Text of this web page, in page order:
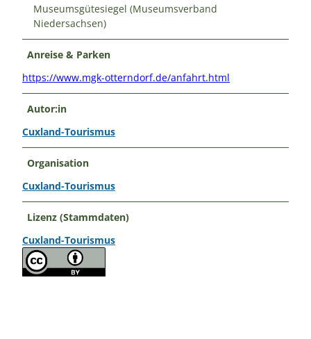
Museumsgütesiegel (Museumsverband
Niedersachsen)
Anreise & Parken
https://www.mgk-otterndorf.de/anfahrt.html
Autor:in
Cuxland-Tourismus
Organisation
Cuxland-Tourismus
Lizenz (Stammdaten)
Cuxland-Tourismus